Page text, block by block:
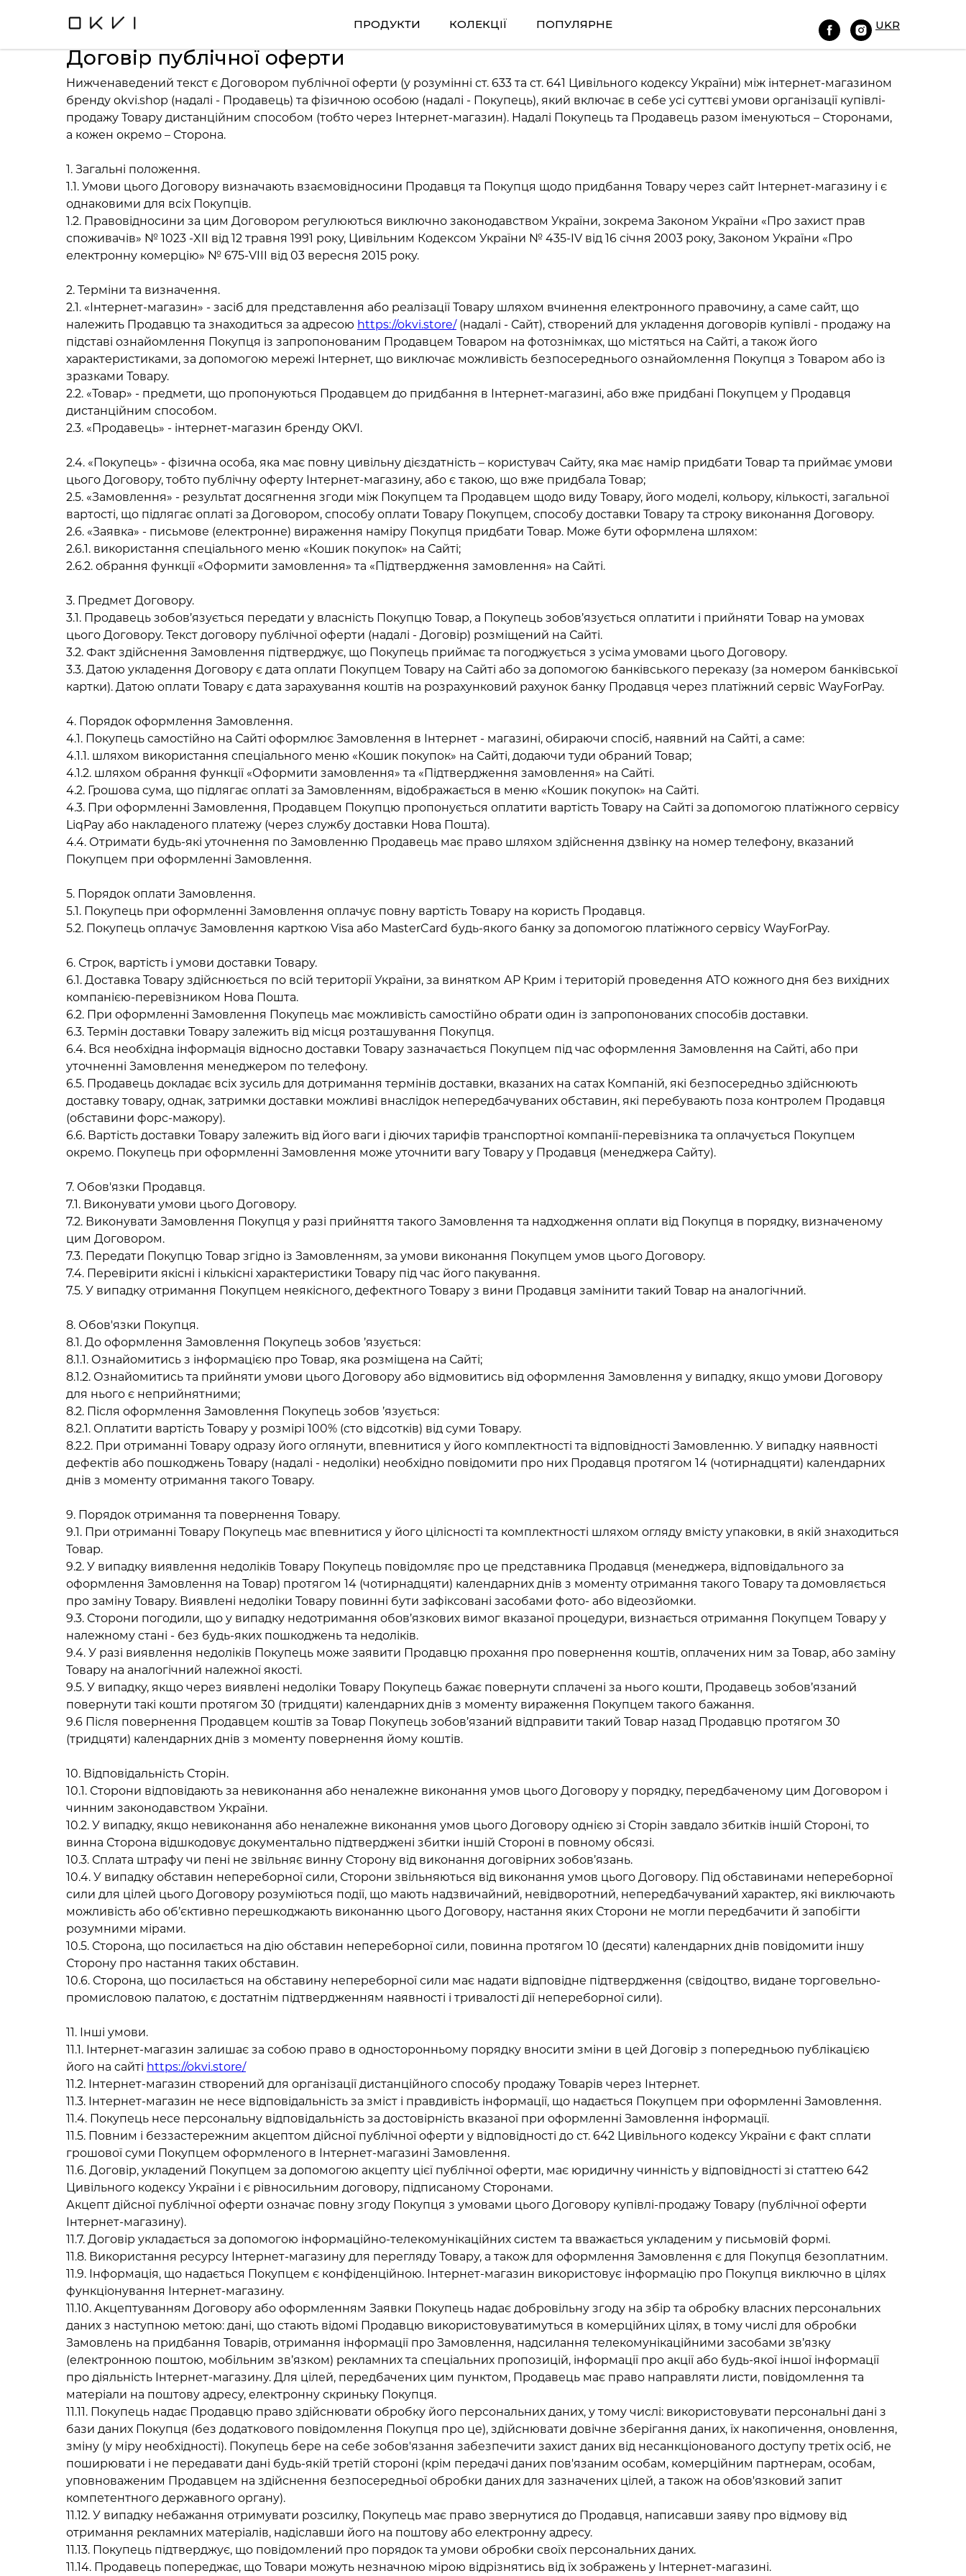
ПРОДУКТИ КОЛЕКЦІЇ ПОПУЛЯРНЕ UKR
Договір публічної оферти
Нижченаведений текст є Договором публічної оферти (у розумінні ст. 633 та ст. 641 Цивільного кодексу України) між інтернет-магазином
бренду okvi.shop (надалі - Продавець) та фізичною особою (надалі - Покупець), який включає в себе усі суттєві умови організації купівлі-
продажу Товару дистанційним способом (тобто через Інтернет-магазин). Надалі Покупець та Продавець разом іменуються – Сторонами,
а кожен окремо – Сторона.
1. Загальні положення.
1.1. Умови цього Договору визначають взаємовідносини Продавця та Покупця щодо придбання Товару через сайт Інтернет-магазину і є
однаковими для всіх Покупців.
1.2. Правовідносини за цим Договором регулюються виключно законодавством України, зокрема Законом України «Про захист прав
споживачів» № 1023 -XII від 12 травня 1991 року, Цивільним Кодексом України № 435-IV від 16 січня 2003 року, Законом України «Про
електронну комерцію» № 675-VIII від 03 вересня 2015 року.
2. Терміни та визначення.
2.1. «Інтернет-магазин» - засіб для представлення або реалізації Товару шляхом вчинення електронного правочину, а саме сайт, що
належить Продавцю та знаходиться за адресою https://okvi.store/(надалі - Сайт), створений для укладення договорів купівлі - продажу на
підставі ознайомлення Покупця із запропонованим Продавцем Товаром на фотознімках, що містяться на Сайті, а також його
характеристиками, за допомогою мережі Інтернет, що виключає можливість безпосереднього ознайомлення Покупця з Товаром або із
зразками Товару.
2.2. «Товар» - предмети, що пропонуються Продавцем до придбання в Інтернет-магазині, або вже придбані Покупцем у Продавця
дистанційним способом.
2.3. «Продавець» - інтернет-магазин бренду OKVI.
2.4. «Покупець» - фізична особа, яка має повну цивільну дієздатність – користувач Сайту, яка має намір придбати Товар та приймає умови
цього Договору, тобто публічну оферту Інтернет-магазину, або є такою, що вже придбала Товар;
2.5. «Замовлення» - результат досягнення згоди між Покупцем та Продавцем щодо виду Товару, його моделі, кольору, кількості, загальної
вартості, що підлягає оплаті за Договором, способу оплати Товару Покупцем, способу доставки Товару та строку виконання Договору.
2.6. «Заявка» - письмове (електронне) вираження наміру Покупця придбати Товар. Може бути оформлена шляхом:
2.6.1. використання спеціального меню «Кошик покупок» на Сайті;
2.6.2. обрання функції «Оформити замовлення» та «Підтвердження замовлення» на Сайті.
3. Предмет Договору.
3.1. Продавець зобов’язується передати у власність Покупцю Товар, а Покупець зобов’язується оплатити і прийняти Товар на умовах
цього Договору. Текст договору публічної оферти (надалі - Договір) розміщений на Сайті.
3.2. Факт здійснення Замовлення підтверджує, що Покупець приймає та погоджується з усіма умовами цього Договору.
3.3. Датою укладення Договору є дата оплати Покупцем Товару на Сайті або за допомогою банківського переказу (за номером банківської
картки). Датою оплати Товару є дата зарахування коштів на розрахунковий рахунок банку Продавця через платіжний сервіс WayForPay.
4. Порядок оформлення Замовлення.
4.1. Покупець самостійно на Сайті оформлює Замовлення в Інтернет - магазині, обираючи спосіб, наявний на Сайті, а саме:
4.1.1. шляхом використання спеціального меню «Кошик покупок» на Сайті, додаючи туди обраний Товар;
4.1.2. шляхом обрання функції «Оформити замовлення» та «Підтвердження замовлення» на Сайті.
4.2. Грошова сума, що підлягає оплаті за Замовленням, відображається в меню «Кошик покупок» на Сайті.
4.3. При оформленні Замовлення, Продавцем Покупцю пропонується оплатити вартість Товару на Сайті за допомогою платіжного сервісу
LiqPay або накладеного платежу (через службу доставки Нова Пошта).
4.4. Отримати будь-які уточнення по Замовленню Продавець має право шляхом здійснення дзвінку на номер телефону, вказаний
Покупцем при оформленні Замовлення.
5. Порядок оплати Замовлення.
5.1. Покупець при оформленні Замовлення оплачує повну вартість Товару на користь Продавця.
5.2. Покупець оплачує Замовлення карткою Visa або MasterCard будь-якого банку за допомогою платіжного сервісу WayForPay.
6. Строк, вартість і умови доставки Товару.
6.1. Доставка Товару здійснюється по всій території України, за винятком АР Крим і територій проведення АТО кожного дня без вихідних
компанією-перевізником Нова Пошта.
6.2. При оформленні Замовлення Покупець має можливість самостійно обрати один із запропонованих способів доставки.
6.3. Термін доставки Товару залежить від місця розташування Покупця.
6.4. Вся необхідна інформація відносно доставки Товару зазначається Покупцем під час оформлення Замовлення на Сайті, або при
уточненні Замовлення менеджером по телефону.
6.5. Продавець докладає всіх зусиль для дотримання термінів доставки, вказаних на сатах Компаній, які безпосередньо здійснюють
доставку товару, однак, затримки доставки можливі внаслідок непередбачуваних обставин, які перебувають поза контролем Продавця
(обставини форс-мажору).
6.6. Вартість доставки Товару залежить від його ваги і діючих тарифів транспортної компанії-перевізника та оплачується Покупцем
окремо. Покупець при оформленні Замовлення може уточнити вагу Товару у Продавця (менеджера Сайту).
7. Обов'язки Продавця.
7.1. Виконувати умови цього Договору.
7.2. Виконувати Замовлення Покупця у разі прийняття такого Замовлення та надходження оплати від Покупця в порядку, визначеному
цим Договором.
7.3. Передати Покупцю Товар згідно із Замовленням, за умови виконання Покупцем умов цього Договору.
7.4. Перевірити якісні і кількісні характеристики Товару під час його пакування.
7.5. У випадку отримання Покупцем неякісного, дефектного Товару з вини Продавця замінити такий Товар на аналогічний.
8. Обов'язки Покупця.
8.1. До оформлення Замовлення Покупець зобов ’язується:
8.1.1. Ознайомитись з інформацією про Товар, яка розміщена на Сайті;
8.1.2. Ознайомитись та прийняти умови цього Договору або відмовитись від оформлення Замовлення у випадку, якщо умови Договору
для нього є неприйнятними;
8.2. Після оформлення Замовлення Покупець зобов ’язується:
8.2.1. Оплатити вартість Товару у розмірі 100% (сто відсотків) від суми Товару.
8.2.2. При отриманні Товару одразу його оглянути, впевнитися у його комплектності та відповідності Замовленню. У випадку наявності
дефектів або пошкоджень Товару (надалі - недоліки) необхідно повідомити про них Продавця протягом 14 (чотирнадцяти) календарних
днів з моменту отримання такого Товару.
9. Порядок отримання та повернення Товару.
9.1. При отриманні Товару Покупець має впевнитися у його цілісності та комплектності шляхом огляду вмісту упаковки, в якій знаходиться
Товар.
9.2. У випадку виявлення недоліків Товару Покупець повідомляє про це представника Продавця (менеджера, відповідального за
оформлення Замовлення на Товар) протягом 14 (чотирнадцяти) календарних днів з моменту отримання такого Товару та домовляється
про заміну Товару. Виявлені недоліки Товару повинні бути зафіксовані засобами фото- або відеозйомки.
9.3. Сторони погодили, що у випадку недотримання обов’язкових вимог вказаної процедури, визнається отримання Покупцем Товару у
належному стані - без будь-яких пошкоджень та недоліків.
9.4. У разі виявлення недоліків Покупець може заявити Продавцю прохання про повернення коштів, оплачених ним за Товар, або заміну
Товару на аналогічний належної якості.
9.5. У випадку, якщо через виявлені недоліки Товару Покупець бажає повернути сплачені за нього кошти, Продавець зобов’язаний
повернути такі кошти протягом 30 (тридцяти) календарних днів з моменту вираження Покупцем такого бажання.
9.6 Після повернення Продавцем коштів за Товар Покупець зобов’язаний відправити такий Товар назад Продавцю протягом 30
(тридцяти) календарних днів з моменту повернення йому коштів.
10. Відповідальність Сторін.
10.1. Сторони відповідають за невиконання або неналежне виконання умов цього Договору у порядку, передбаченому цим Договором і
чинним законодавством України.
10.2. У випадку, якщо невиконання або неналежне виконання умов цього Договору однією зі Сторін завдало збитків іншій Стороні, то
винна Сторона відшкодовує документально підтверджені збитки іншій Стороні в повному обсязі.
10.3. Сплата штрафу чи пені не звільняє винну Сторону від виконання договірних зобов’язань.
10.4. У випадку обставин непереборної сили, Сторони звільняються від виконання умов цього Договору. Під обставинами непереборної
сили для цілей цього Договору розуміються події, що мають надзвичайний, невідворотний, непередбачуваний характер, які виключають
можливість або об’єктивно перешкоджають виконанню цього Договору, настання яких Сторони не могли передбачити й запобігти
розумними мірами.
10.5. Сторона, що посилається на дію обставин непереборної сили, повинна протягом 10 (десяти) календарних днів повідомити іншу
Сторону про настання таких обставин.
10.6. Сторона, що посилається на обставину непереборної сили має надати відповідне підтвердження (свідоцтво, видане торговельно-
промисловою палатою, є достатнім підтвердженням наявності і тривалості дії непереборної сили).
11. Інші умови.
11.1. Інтернет-магазин залишає за собою право в односторонньому порядку вносити зміни в цей Договір з попередньою публікацією
його на сайті https://okvi.store/
11.2. Інтернет-магазин створений для організації дистанційного способу продажу Товарів через Інтернет.
11.3. Інтернет-магазин не несе відповідальність за зміст і правдивість інформації, що надається Покупцем при оформленні Замовлення.
11.4. Покупець несе персональну відповідальність за достовірність вказаної при оформленні Замовлення інформації.
11.5. Повним і беззастережним акцептом дійсної публічної оферти у відповідності до ст. 642 Цивільного кодексу України є факт сплати
грошової суми Покупцем оформленого в Інтернет-магазині Замовлення.
11.6. Договір, укладений Покупцем за допомогою акцепту цієї публічної оферти, має юридичну чинність у відповідності зі статтею 642
Цивільного кодексу України і є рівносильним договору, підписаному Сторонами.
Акцепт дійсної публічної оферти означає повну згоду Покупця з умовами цього Договору купівлі-продажу Товару (публічної оферти
Інтернет-магазину).
11.7. Договір укладається за допомогою інформаційно-телекомунікаційних систем та вважається укладеним у письмовій формі.
11.8. Використання ресурсу Інтернет-магазину для перегляду Товару, а також для оформлення Замовлення є для Покупця безоплатним.
11.9. Інформація, що надається Покупцем є конфіденційною. Інтернет-магазин використовує інформацію про Покупця виключно в цілях
функціонування Інтернет-магазину.
11.10. Акцептуванням Договору або оформленням Заявки Покупець надає добровільну згоду на збір та обробку власних персональних
даних з наступною метою: дані, що стають відомі Продавцю використовуватимуться в комерційних цілях, в тому числі для обробки
Замовлень на придбання Товарів, отримання інформації про Замовлення, надсилання телекомунікаційними засобами зв’язку
(електронною поштою, мобільним зв’язком) рекламних та спеціальних пропозицій, інформації про акції або будь-якої іншої інформації
про діяльність Інтернет-магазину. Для цілей, передбачених цим пунктом, Продавець має право направляти листи, повідомлення та
матеріали на поштову адресу, електронну скриньку Покупця.
11.11. Покупець надає Продавцю право здійснювати обробку його персональних даних, у тому числі: використовувати персональні дані з
бази даних Покупця (без додаткового повідомлення Покупця про це), здійснювати довічне зберігання даних, їх накопичення, оновлення,
зміну (у міру необхідності). Покупець бере на себе зобов'язання забезпечити захист даних від несанкціонованого доступу третіх осіб, не
поширювати і не передавати дані будь-якій третій стороні (крім передачі даних пов'язаним особам, комерційним партнерам, особам,
уповноваженим Продавцем на здійснення безпосередньої обробки даних для зазначених цілей, а також на обов'язковий запит
компетентного державного органу).
11.12. У випадку небажання отримувати розсилку, Покупець має право звернутися до Продавця, написавши заяву про відмову від
отримання рекламних матеріалів, надіславши його на поштову або електронну адресу.
11.13. Покупець підтверджує, що повідомлений про порядок та умови обробки своїх персональних даних.
11.14. Продавець попереджає, що Товари можуть незначною мірою відрізнятись від їх зображень у Інтернет-магазині.